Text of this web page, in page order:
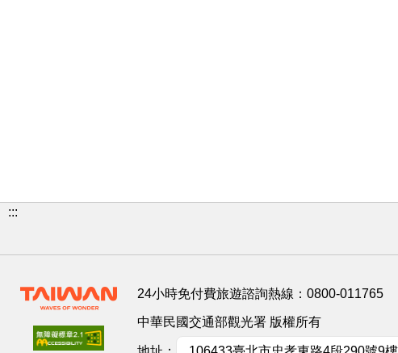
:::
24小時免付費旅遊諮詢熱線： 0800-011765
中華民國交通部觀光署 版權所有